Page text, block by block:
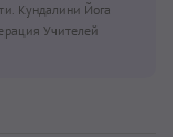
Кундалини Йога
Учителей